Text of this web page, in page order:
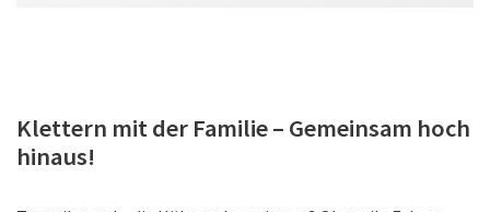
Klettern mit der Familie – Gemeinsam hoch
hinaus!